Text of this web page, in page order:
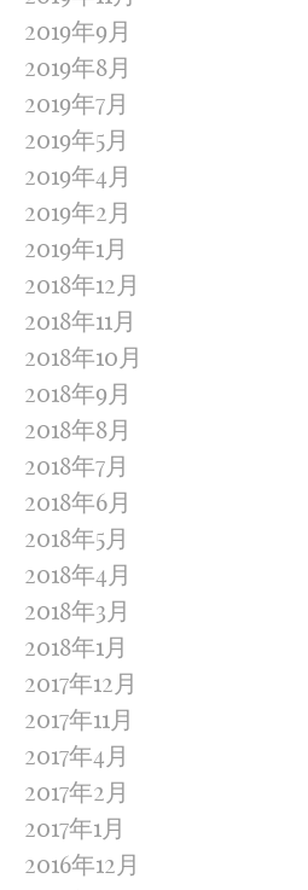
2019年9月
2019年8月
2019年7月
2019年5月
2019年4月
2019年2月
2019年1月
2018年12月
2018年11月
2018年10月
2018年9月
2018年8月
2018年7月
2018年6月
2018年5月
2018年4月
2018年3月
2018年1月
2017年12月
2017年11月
2017年4月
2017年2月
2017年1月
2016年12月